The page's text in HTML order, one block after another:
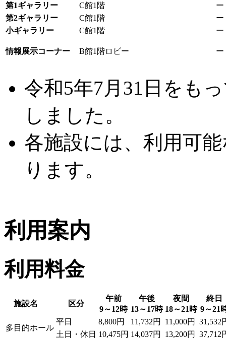
第1ギャラリー
C館1階
ー
第2ギャラリー
C館1階
ー
小ギャラリー
C館1階 ー
情報展示コーナー B館1階ロビー ー
令和5年7月31日をも
しました。
各施設には、利用可
ります。
利用案内
利用料金
施設名 区分
午前
9～12時
午後
13～17時
夜間
18～21時
終日
9～21
多目的ホール
平日 8,800円 11,732円 11,000円
31,532
土日・休日 10,475円 14,037円 13,200円 37,712